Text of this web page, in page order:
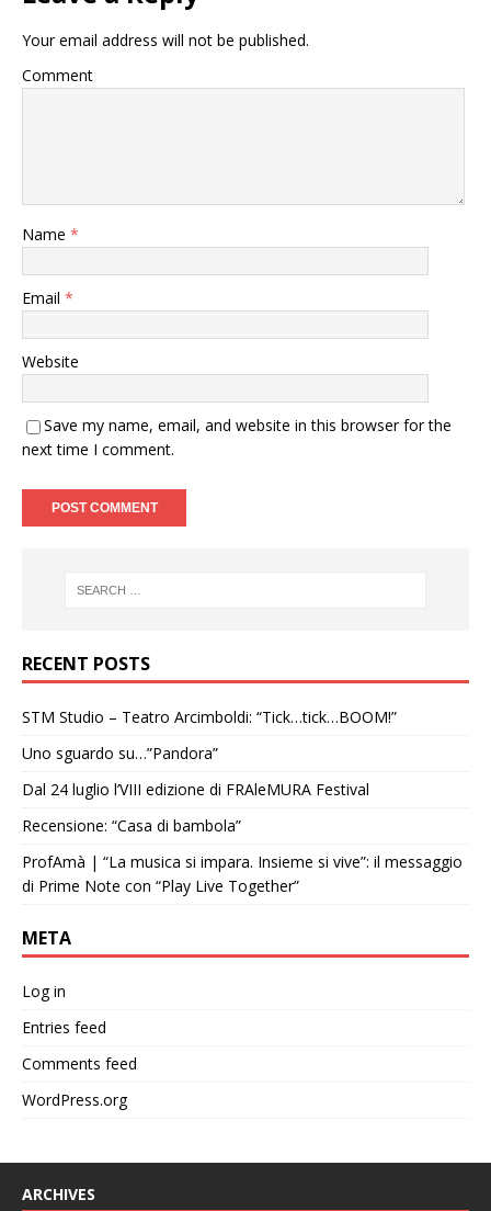
Your email address will not be published.
Comment
Name *
Email *
Website
Save my name, email, and website in this browser for the
next time I comment.
RECENT POSTS
STM Studio – Teatro Arcimboldi: “Tick…tick…BOOM!”
Uno sguardo su…”Pandora”
Dal 24 luglio l’VIII edizione di FRAleMURA Festival
Recensione: “Casa di bambola”
ProfAmà | “La musica si impara. Insieme si vive”: il messaggio
di Prime Note con “Play Live Together”
META
Log in
Entries feed
Comments feed
WordPress.org
ARCHIVES